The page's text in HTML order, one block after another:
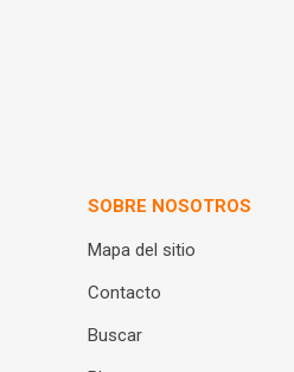
SOBRE NOSOTROS
Mapa del sitio
Contacto
Buscar